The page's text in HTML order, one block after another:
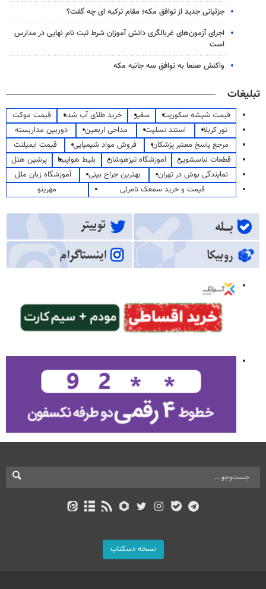
جزئیاتی جدید از توافق مکه؛ مقام ترکیه ای چه گفت؟
اجرای آزمون‌های غربالگری دانش آموزان شرط ثبت نام نهایی در مدارس
است
واکنش صنعا به توافق سه جانبه مکه
تبلیغات
قیمت شیشه سکوریت سفیر خرید طلای آب شده
قیمت موکت
تور کربلا
استند تسلیت مداحی اربعین
دوربین مداربسته
مرجع پاسخ معتبر پزشکان
فروش مواد شیمیایی
قیمت ایمپلنت
قطعات لباسشویی
آموزشگاه تیزهوشان بلیط هواپیما
پرشین هتل
نمایندگی بوش در تهران
بهترین جراح بینی
آموزشگاه زبان ملل
قیمت و خرید سمعک نامرئی
مهرینو
نسخه دسکتاپ